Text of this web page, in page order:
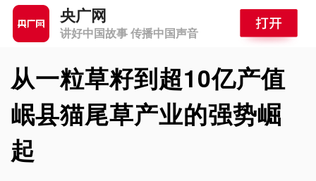
央广网
讲好中国故事 传播中国声音
从一粒草籽到超10亿产值
岷县猫尾草产业的强势崛
起